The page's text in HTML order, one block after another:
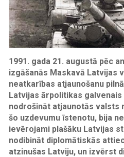
1991. gada 21. augustā pēc
izgāšanās Maskavā Latvijas
neatkarības atjaunošanu
Latvijas ārpolitikas galvenais
nodrošināt atjaunotās valsts
šo uzdevumu īstenotu, bija
ievērojami plašāku Latvijas
nodibināt diplomātiskās
atzinušas Latviju, un izvērst